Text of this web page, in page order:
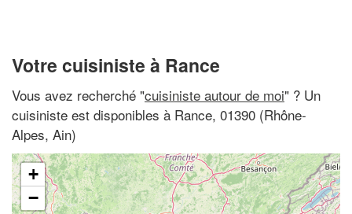
Votre cuisiniste à Rance
Vous avez recherché "cuisiniste autour de moi" ? Un
cuisiniste est disponibles à Rance, 01390 (Rhône-
Alpes, Ain)
+
−